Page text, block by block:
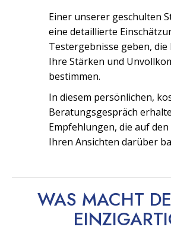
Einer unserer geschulten
eine detaillierte
Testergebnisse geben,
Ihre Stärken und
bestimmen.
In diesem persönlichen,
Beratungsgespräch
Empfehlungen, die auf
Ihren Ansichten darüber
WAS MACHT